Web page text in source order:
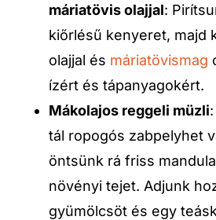
máriatövis olajjal:
kiőrlésű kenyeret, majd
olajjal és máriatövismag
ízért és tápanyagokért.
Mákolajos reggeli müzli
tál ropogós zabpelyhet
öntsünk rá friss
növényi tejet. Adjunk
gyümölcsöt és egy